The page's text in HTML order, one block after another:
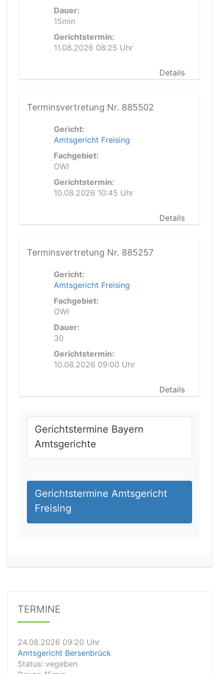
Dauer:
15min
Gerichtstermin:
11.08.2026 08:25 Uhr
Details
Terminsvertretung Nr. 885502
Gericht:
Amtsgericht Freising
Fachgebiet:
OWI
Gerichtstermin:
10.08.2026 10:45 Uhr
Details
Terminsvertretung Nr. 885257
Gericht:
Amtsgericht Freising
Fachgebiet:
OWI
Dauer:
30
Gerichtstermin:
10.08.2026 09:00 Uhr
Details
Gerichtstermine Bayern
Amtsgerichte
Gerichtstermine Amtsgericht
Freising
TERMINE
Amtsgericht Leipzig
24.08.2026 09:20 Uhr
Amtsgericht Bersenbrück
Dauer: 15min
24.08.2026 09:15 Uhr